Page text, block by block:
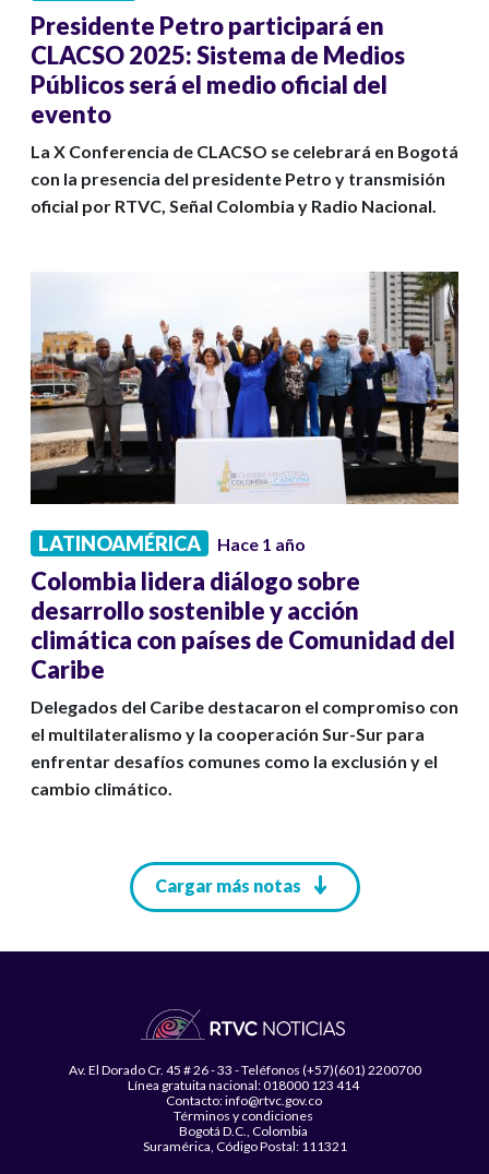
Presidente Petro participará en
CLACSO 2025: Sistema de Medios
Públicos será el medio oficial del
evento
La X Conferencia de CLACSO se celebrará en Bogotá
con la presencia del presidente Petro y transmisión
oficial por RTVC, Señal Colombia y Radio Nacional.
LATINOAMÉRICA Hace 1 año
Colombia lidera diálogo sobre
desarrollo sostenible y acción
climática con países de Comunidad del
Caribe
Delegados del Caribe destacaron el compromiso con
el multilateralismo y la cooperación Sur-Sur para
enfrentar desafíos comunes como la exclusión y el
cambio climático.
Cargar más notas
Av. El Dorado Cr. 45 # 26 - 33 - Teléfonos (+57)(601) 2200700
Línea gratuita nacional: 018000 123 414
Contacto: info@rtvc.gov.co
Términos y condiciones
Bogotá D.C., Colombia
Suramérica, Código Postal: 111321